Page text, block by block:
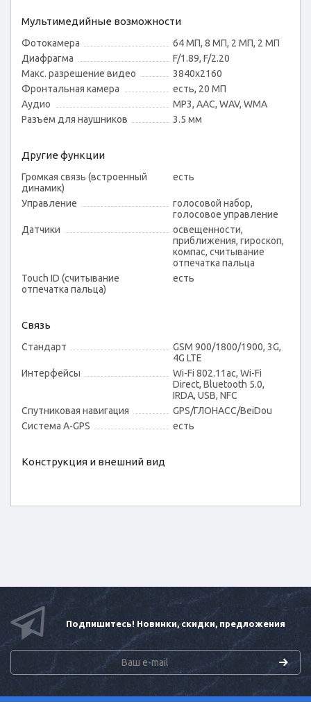
Мультимедийные возможности
Фотокамера
64 МП, 8 МП, 2 МП, 2 МП
Диафрагма
F/1.89, F/2.20
Макс. разрешение видео
3840x2160
Фронтальная камера
есть, 20 МП
Аудио
MP3, AAC, WAV, WMA
Разъем для наушников
3.5 мм
Другие функции
Громкая связь (встроенный
динамик)
есть
Управление
голосовой набор,
голосовое управление
Датчики
освещенности,
приближения, гироскоп,
компас, считывание
отпечатка пальца
Touch ID (считывание
отпечатка пальца)
есть
Связь
Стандарт
GSM 900/1800/1900, 3G,
4G LTE
Интерфейсы
Wi-Fi 802.11ac, Wi-Fi
Direct, Bluetooth 5.0,
IRDA, USB, NFC
Спутниковая навигация
GPS/ГЛОНАСС/BeiDou
Cистема A-GPS
есть
Конструкция и внешний вид
Подпишитесь! Новинки, скидки, предложения